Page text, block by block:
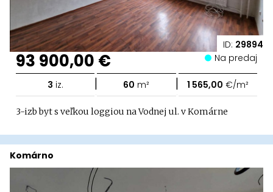
ID: 29894
93 900,00 € Na predaj
3 iz. | 60 m² | 1 565,00 €/m²
3-izb byt s veľkou loggiou na Vodnej ul. v Komárne
Komárno